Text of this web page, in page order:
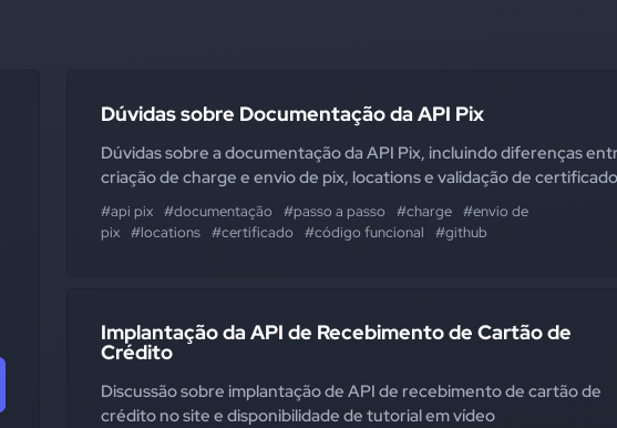
Dúvidas sobre Documentação da API Pix
Dúvidas sobre a documentação da API Pix, incluindo diferenças
criação de charge e envio de pix, locations e validação de certificado
#api pix #documentação #passo a passo #charge #envio de
pix #locations #certificado #código funcional #github
Implantação da API de Recebimento de Cartão de
Crédito
Discussão sobre implantação de API de recebimento de cartão de
crédito no site e disponibilidade de tutorial em vídeo